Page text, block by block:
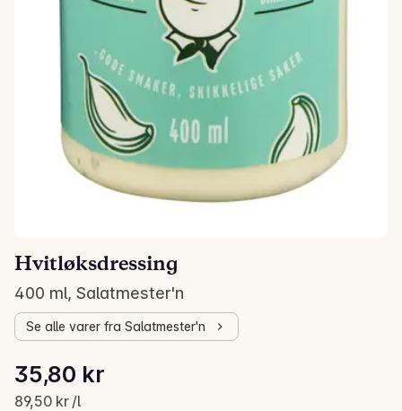
Hvitløksdressing
400 ml, Salatmester'n
Se alle varer fra Salatmester'n
Gjeldende pris er: 35,80 kr
35,80 kr
89,50 kr /l
Stykkpris: 89,50 kr /l